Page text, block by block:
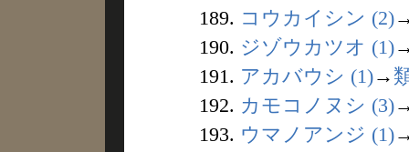
189. コウカイシン (2)
190. ジゾウカツオ (1)
191. アカバウシ (1)→
192. カモコノヌシ (3)
193. ウマノアンジ (1)